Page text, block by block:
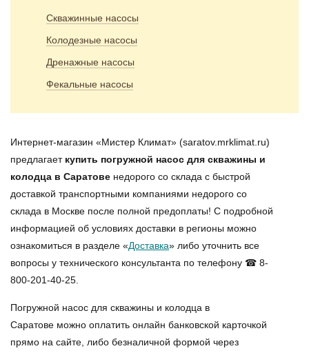
Скважинные насосы
Колодезные насосы
Дренажные насосы
Фекальные насосы
Интернет-магазин «Мистер Климат» (saratov.mrklimat.ru)
предлагает купить погружной насос для скважины и
колодца в Саратове недорого со склада с быстрой
доставкой транспортными компаниями недорого со
склада в Москве после полной предоплаты! С подробной
информацией об условиях доставки в регионы можно
ознакомиться в разделе «Доставка» либо уточнить все
вопросы у технического консультанта по телефону ☎ 8-
800-201-40-25.
Погружной насос для скважины и колодца в
Саратове можно оплатить онлайн банковской карточкой
прямо на сайте, либо безналичной формой через